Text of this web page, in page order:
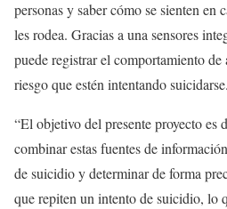
personas y saber cómo se sienten en
les rodea. Gracias a una sensores
puede registrar el comportamiento
riesgo que estén intentando suicidarse.
“El objetivo del presente proyecto es
combinar estas fuentes de
de suicidio y determinar de forma
que repiten un intento de suicidio, lo